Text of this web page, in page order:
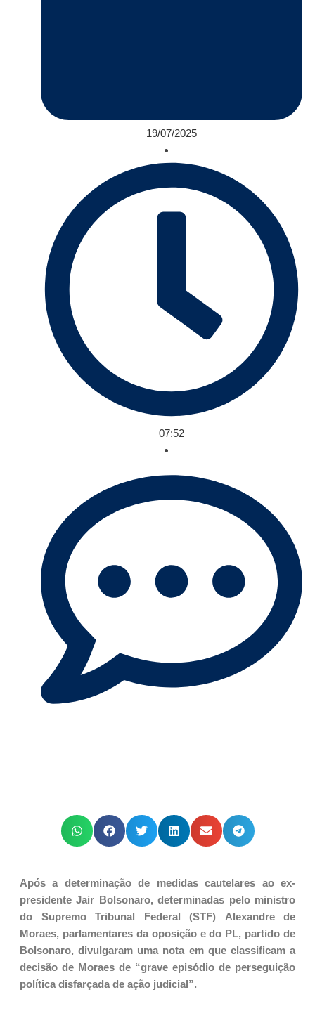
19/07/2025
07:52
Após a determinação de medidas cautelares ao ex-
presidente Jair Bolsonaro, determinadas pelo ministro
do Supremo Tribunal Federal (STF) Alexandre de
Moraes, parlamentares da oposição e do PL, partido de
Bolsonaro, divulgaram uma nota em que classificam a
decisão de Moraes de “grave episódio de perseguição
política disfarçada de ação judicial”.